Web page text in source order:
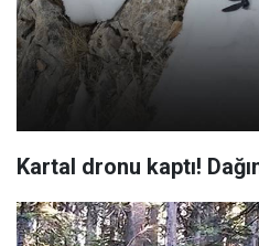
Kartal dronu kaptı!